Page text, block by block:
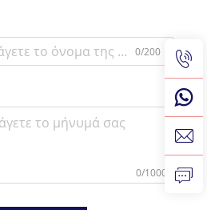
0/200
0/1000